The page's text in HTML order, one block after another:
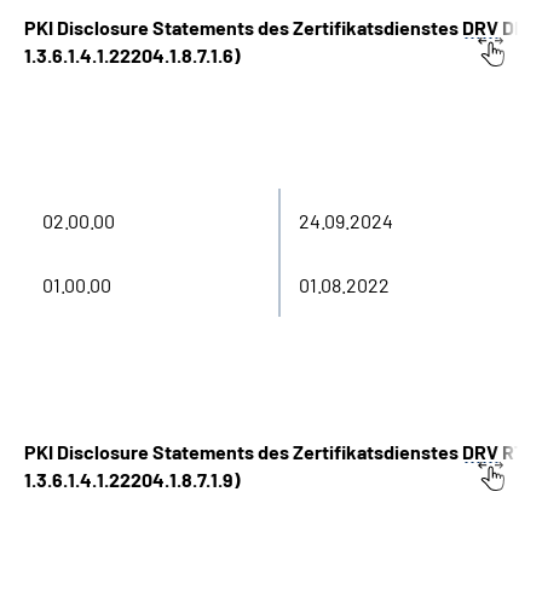
PKI Disclosure Statements des Zertifikatsdienstes DRV
1.3.6.1.4.1.22204.1.8.7.1.6)
02.00.00 24.09.2024
01.00.00 01.08.2022
PKI Disclosure Statements des Zertifikatsdienstes DRV RT
1.3.6.1.4.1.22204.1.8.7.1.9)